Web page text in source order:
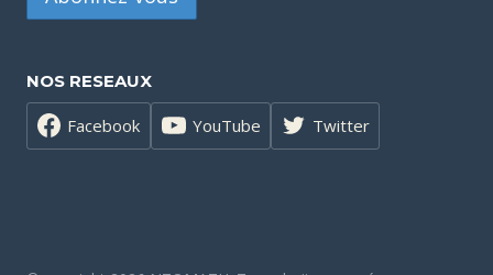
NOS RESEAUX
Facebook YouTube Twitter